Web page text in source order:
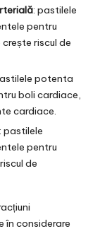
: pastilele
pentru
riscul de
potenta
boli cardiace,
cardiace.
: pastilele
pentru
de
în considerare